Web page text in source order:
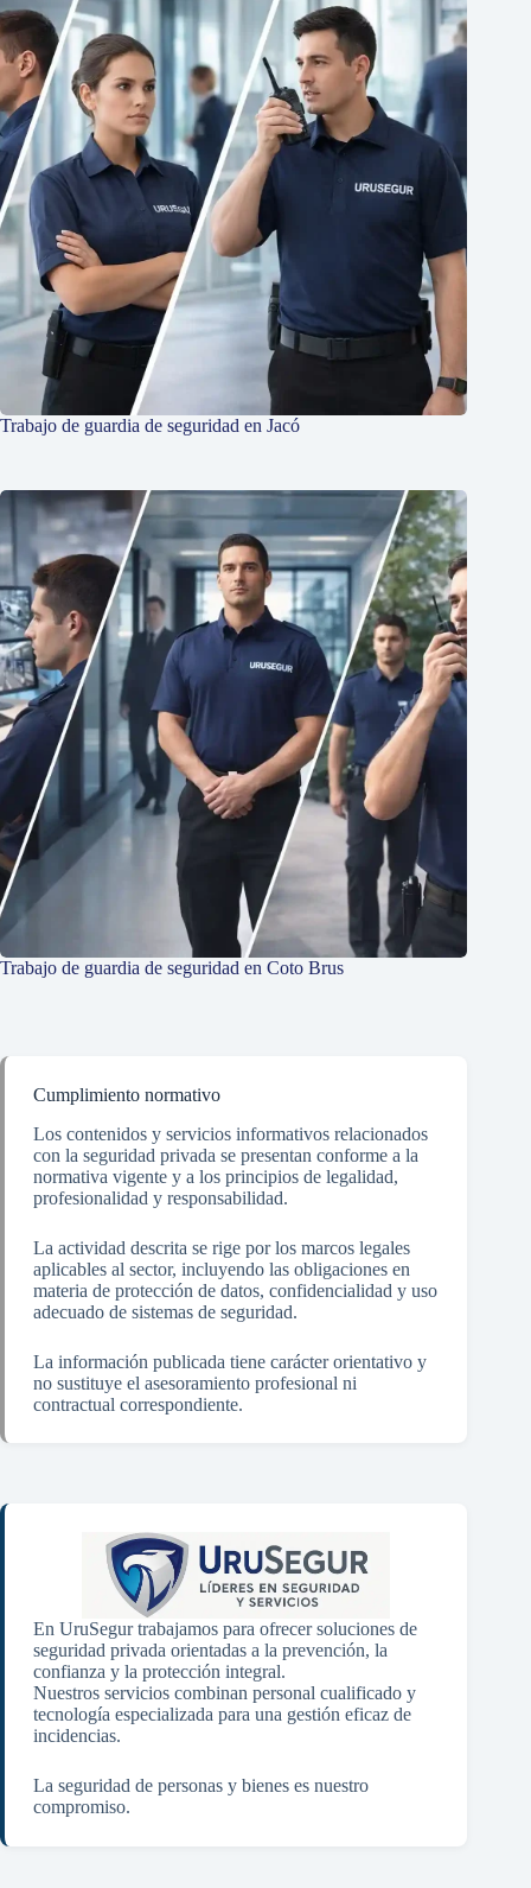
Trabajo de guardia de seguridad en Jacó
Trabajo de guardia de seguridad en Coto Brus
Cumplimiento normativo
Los contenidos y servicios informativos relacionados
con la seguridad privada se presentan conforme a la
normativa vigente y a los principios de legalidad,
profesionalidad y responsabilidad.
La actividad descrita se rige por los marcos legales
aplicables al sector, incluyendo las obligaciones en
materia de protección de datos, confidencialidad y uso
adecuado de sistemas de seguridad.
La información publicada tiene carácter orientativo y
no sustituye el asesoramiento profesional ni
contractual correspondiente.
En UruSegur trabajamos para ofrecer soluciones de
seguridad privada orientadas a la prevención, la
confianza y la protección integral.
Nuestros servicios combinan personal cualificado y
tecnología especializada para una gestión eficaz de
incidencias.
La seguridad de personas y bienes es nuestro
compromiso.